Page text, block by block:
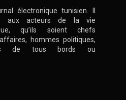
électronique tunisien. Il
aux acteurs de la vie
qu’ils soient chefs
hommes politiques,
de tous bords ou